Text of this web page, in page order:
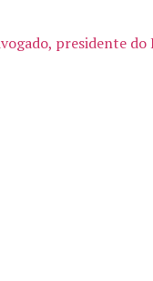
presidente